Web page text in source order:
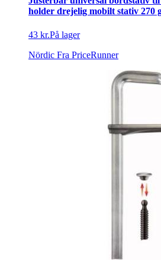
holder drejelig mobilt stativ 270
43 kr.På lager
Nördic Fra PriceRunner